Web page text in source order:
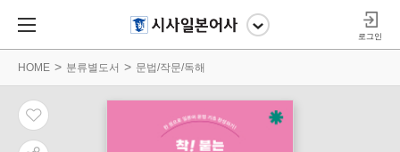
로그인
HOME 분류별도서 문법/작문/독해